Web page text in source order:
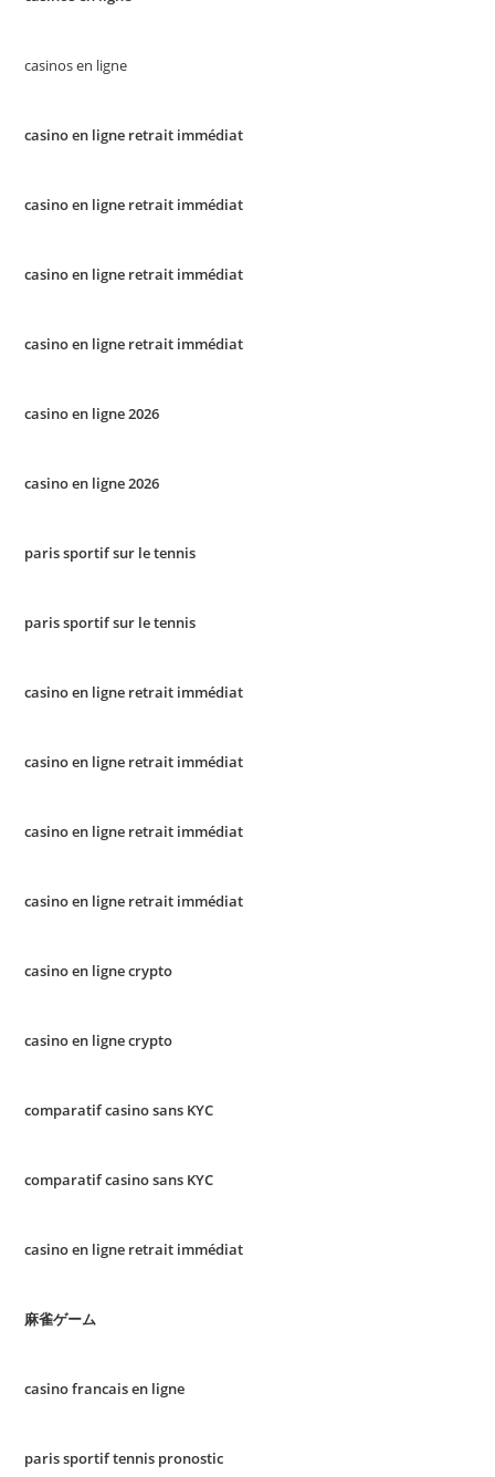
casinos en ligne
casino en ligne retrait immédiat
casino en ligne retrait immédiat
casino en ligne retrait immédiat
casino en ligne retrait immédiat
casino en ligne 2026
casino en ligne 2026
paris sportif sur le tennis
paris sportif sur le tennis
casino en ligne retrait immédiat
casino en ligne retrait immédiat
casino en ligne retrait immédiat
casino en ligne retrait immédiat
casino en ligne crypto
casino en ligne crypto
comparatif casino sans KYC
comparatif casino sans KYC
casino en ligne retrait immédiat
麻雀ゲーム
casino francais en ligne
paris sportif tennis pronostic